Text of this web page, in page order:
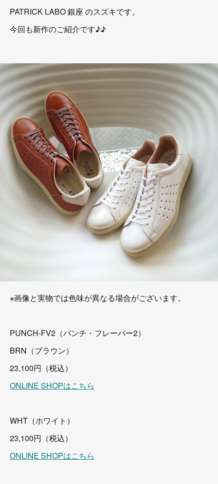
PATRICK LABO 銀座 のスズキです。
今回も新作のご紹介です♪♪
※画像と実物では色味が異なる場合がございます。
PUNCH-FV2（パンチ・フレーバー2）
BRN（ブラウン）
23,100円（税込）
ONLINE SHOPはこちら
WHT（ホワイト）
23,100円（税込）
ONLINE SHOPはこちら